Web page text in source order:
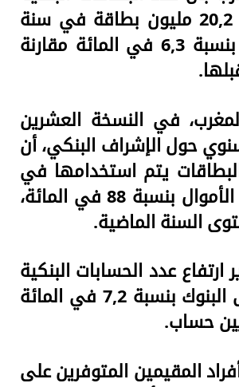
المتداولة بلغ 20,2 مليون بطاقة في سنة
2023، بزيادة بنسبة 6,3 في المائة مقارنة
في النسخة العشرين
حول الإشراف البنكي، أن
يتم استخدامها في
عمليات سحب الأموال بنسبة 88 في المائة،
السنة الماضية.
ارتفاع عدد الحسابات البنكية
المفتوحة لدى البنوك بنسبة 7,2 في المائة
المقيمين المتوفرين على